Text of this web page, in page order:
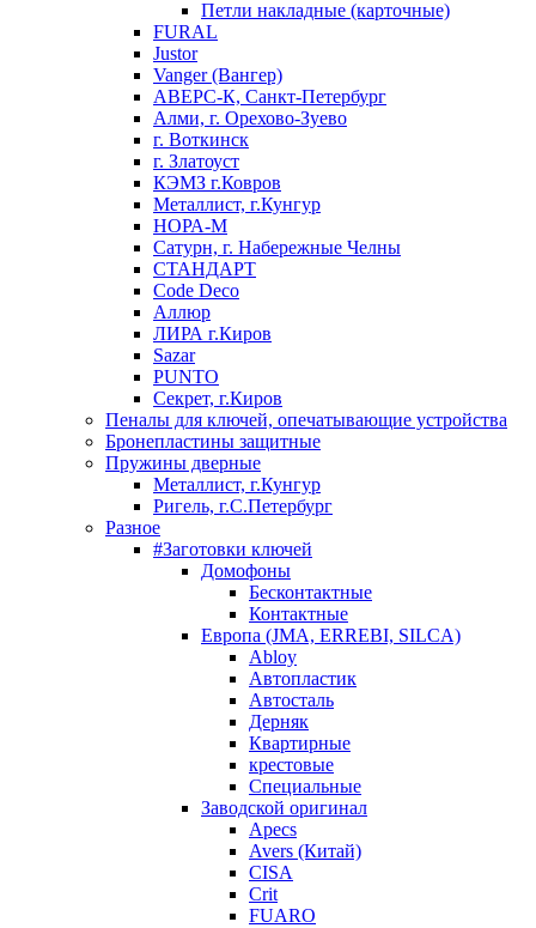
Петли накладные (карточные)
FURAL
Justor
Vanger (Вангер)
АВЕРС-К, Санкт-Петербург
Алми, г. Орехово-Зуево
г. Воткинск
г. Златоуст
КЭМЗ г.Ковров
Металлист, г.Кунгур
НОРА-М
Сатурн, г. Набережные Челны
СТАНДАРТ
Code Deco
Аллюр
ЛИРА г.Киров
Sazar
PUNTO
Секрет, г.Киров
Пеналы для ключей, опечатывающие устройства
Бронепластины защитные
Пружины дверные
Металлист, г.Кунгур
Ригель, г.С.Петербург
Разное
#Заготовки ключей
Домофоны
Бесконтактные
Контактные
Европа (JMA, ERREBI, SILCA)
Abloy
Автопластик
Автосталь
Дерняк
Квартирные
крестовые
Специальные
Заводской оригинал
Apecs
Avers (Китай)
CISA
Crit
FUARO